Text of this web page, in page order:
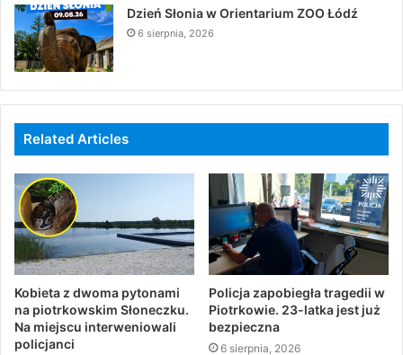
Dzień Słonia w Orientarium ZOO Łódź
6 sierpnia, 2026
Related Articles
Kobieta z dwoma pytonami
na piotrkowskim Słoneczku.
Na miejscu interweniowali
policjanci
Policja zapobiegła tragedii w
Piotrkowie. 23-latka jest już
bezpieczna
6 sierpnia, 2026